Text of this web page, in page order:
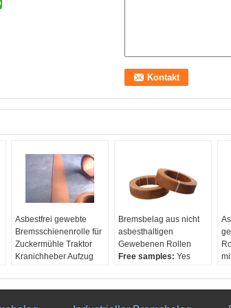
Asbestfrei gewebte
Bremsschienenrolle für
Zuckermühle Traktor
Kranichheber Aufzug
Thickness:4-35mm
Tractor, Winch,
Bremsbelag aus nicht
asbesthaltigen
Gewebenen Rollen
Free samples: Yes
Breite:≤ 600 mm